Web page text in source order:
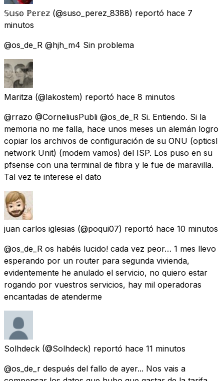
𝕊𝕦𝕤𝕠 ℙ𝕖𝕣𝕖𝕫 (@suso_perez_8388) reportó hace 7
minutos
@os_de_R @hjh_m4 Sin problema
Maritza (@lakostem) reportó hace 8 minutos
@rrazo @CorneliusPubli @os_de_R Si. Entiendo. Si la
memoria no me falla, hace unos meses un alemán logro
copiar los archivos de configuración de su ONU (opticsl
network Unit) (modem vamos) del ISP. Los puso en su
pfsense con una terminal de fibra y le fue de maravilla.
Tal vez te interese el dato
juan carlos iglesias (@poqui07) reportó hace 10 minutos
@os_de_R os habéis lucido! cada vez peor… 1 mes llevo
esperando por un router para segunda vivienda,
evidentemente he anulado el servicio, no quiero estar
rogando por vuestros servicios, hay mil operadoras
encantadas de atenderme
Solhdeck (@Solhdeck) reportó hace 11 minutos
@os_de_r después del fallo de ayer... Nos vais a